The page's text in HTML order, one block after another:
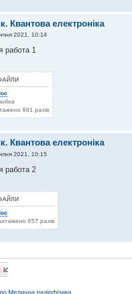
Квантова електроніка
2021, 10:14
работа 1
661 разів
Квантова електроніка
2021, 10:15
работа 2
657 разів
Медична радіофізика